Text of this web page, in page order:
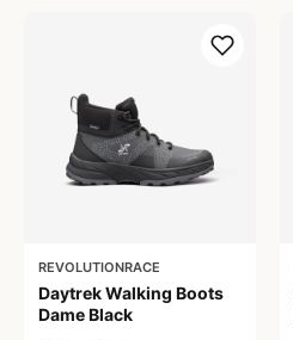
REVOLUTIONRACE
Daytrek Walking Boots
Dame Black